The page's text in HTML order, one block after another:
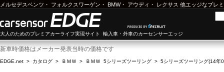
メルセデスベンツ ・ フォルクスワーゲン ・ BMW・ アウディ ・ レクサス 他エッジなプレ
大人のためのプレミアカーライフ実現サイト 輸入車・外車のカーセンサーエッジ
新車時価格はメーカー発表当時の価格です
EDGE.net > カタログ > ＢＭＷ > ＢＭＷ 5シリーズツーリング > 5シリーズツーリング(14年